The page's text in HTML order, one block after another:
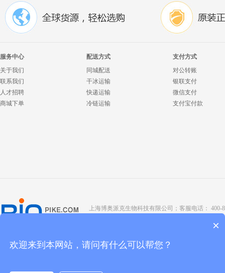
服务中心
关于我们
联系我们
人才招聘
商城下单
配送方式
同城配送
干冰运输
快递运输
冷链运输
支付方式
对公转账
银联支付
微信支付
支付宝付款
上海博奥派克生物科技有限公司；客服电话： 400-
京ICP备
×
欢迎来到本网站，请问有什么可以帮您？